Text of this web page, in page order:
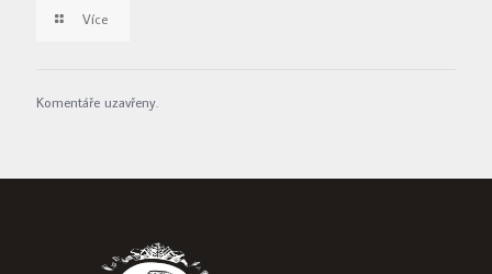
Více
Komentáře uzavřeny.